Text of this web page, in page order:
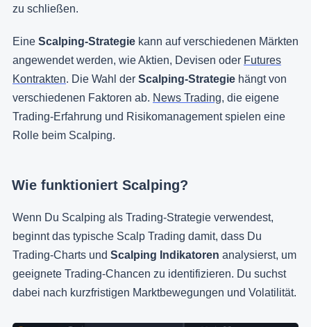
zu schließen.
Eine Scalping-Strategie kann auf verschiedenen Märkten
angewendet werden, wie Aktien, Devisen oder Futures
Kontrakten. Die Wahl der Scalping-Strategie hängt von
verschiedenen Faktoren ab. News Trading, die eigene
Trading-Erfahrung und Risikomanagement spielen eine
Rolle beim Scalping.
Wie funktioniert Scalping?
Wenn Du Scalping als Trading-Strategie verwendest,
beginnt das typische Scalp Trading damit, dass Du
Trading-Charts und Scalping Indikatoren analysierst, um
geeignete Trading-Chancen zu identifizieren. Du suchst
dabei nach kurzfristigen Marktbewegungen und Volatilität.